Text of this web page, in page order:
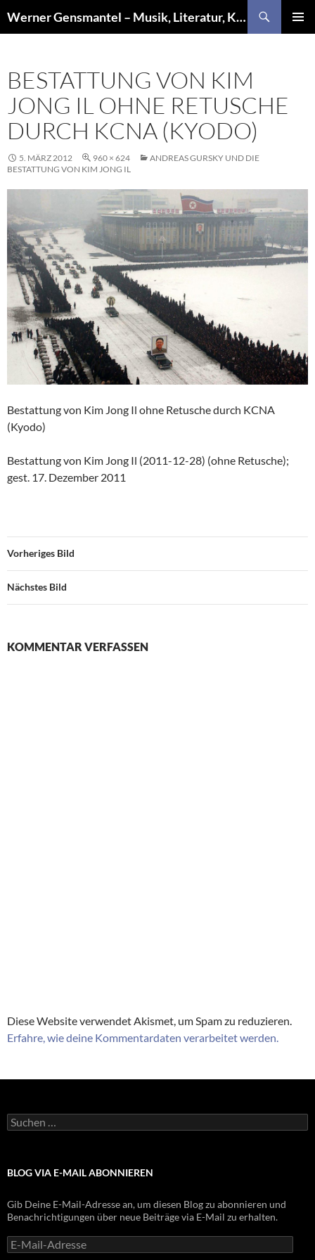
Inhalt
Werner Gensmantel – Musik, Literatur, Kunst
BESTATTUNG VON KIM
JONG IL OHNE RETUSCHE
DURCH KCNA (KYODO)
5. MÄRZ 2012 960 × 624
ANDREAS GURSKY UND DIE
BESTATTUNG VON KIM JONG IL
Bestattung von Kim Jong Il ohne Retusche durch KCNA
(Kyodo)
Bestattung von Kim Jong Il (2011-12-28) (ohne Retusche);
gest. 17. Dezember 2011
Vorheriges Bild
Nächstes Bild
KOMMENTAR VERFASSEN
Diese Website verwendet Akismet, um Spam zu reduzieren.
Erfahre, wie deine Kommentardaten verarbeitet werden.
Suchen
nach:
BLOG VIA E-MAIL ABONNIEREN
Gib Deine E-Mail-Adresse an, um diesen Blog zu abonnieren und
Benachrichtigungen über neue Beiträge via E-Mail zu erhalten.
E-
Mail-